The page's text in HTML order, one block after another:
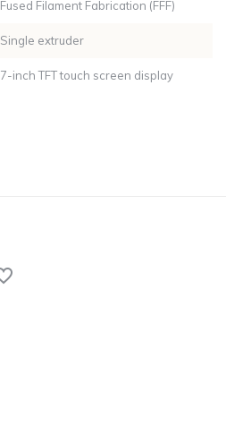
Fused Filament Fabrication (FFF)
Single extruder
7-inch TFT touch screen display